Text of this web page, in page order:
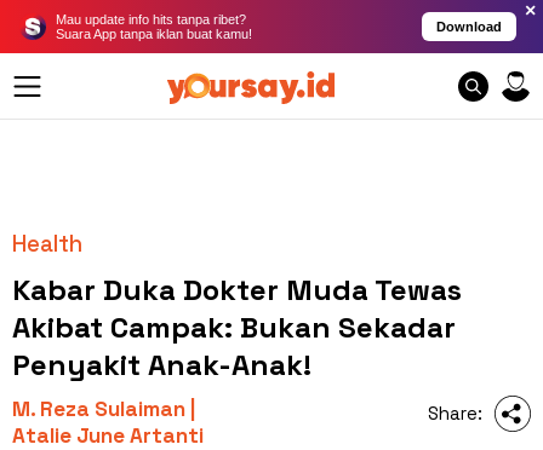
Mau update info hits tanpa ribet?
Suara App tanpa iklan buat kamu!
Download
×
Health
Kabar Duka Dokter Muda Tewas
Akibat Campak: Bukan Sekadar
Penyakit Anak-Anak!
M. Reza Sulaiman |
Atalie June Artanti
Share: